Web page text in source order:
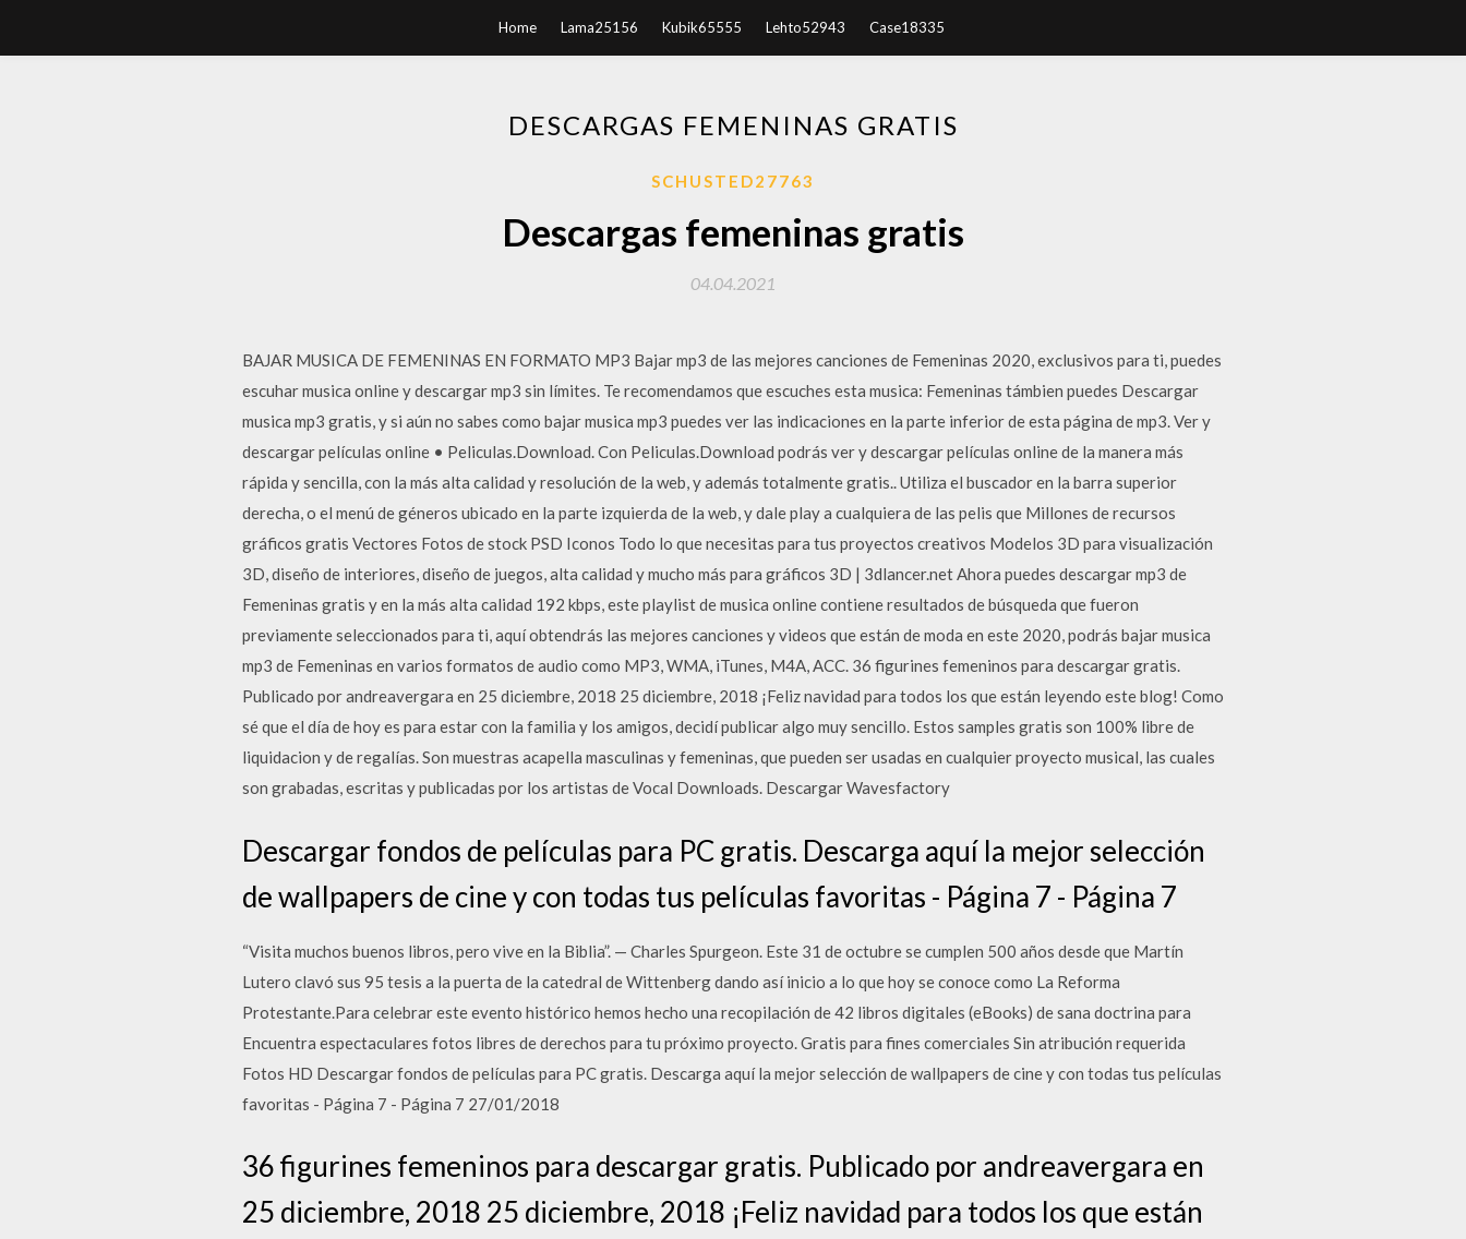
Home Lama25156 Kubik65555 Lehto52943 Case18335
DESCARGAS FEMENINAS GRATIS
SCHUSTED27763
Descargas femeninas gratis
04.04.2021
BAJAR MUSICA DE FEMENINAS EN FORMATO MP3 Bajar mp3 de las mejores canciones de Femeninas 2020, exclusivos para ti, puedes
escuhar musica online y descargar mp3 sin límites. Te recomendamos que escuches esta musica: Femeninas támbien puedes Descargar
musica mp3 gratis, y si aún no sabes como bajar musica mp3 puedes ver las indicaciones en la parte inferior de esta página de mp3. Ver y
descargar películas online • Peliculas.Download. Con Peliculas.Download podrás ver y descargar películas online de la manera más
rápida y sencilla, con la más alta calidad y resolución de la web, y además totalmente gratis.. Utiliza el buscador en la barra superior
derecha, o el menú de géneros ubicado en la parte izquierda de la web, y dale play a cualquiera de las pelis que Millones de recursos
gráficos gratis Vectores Fotos de stock PSD Iconos Todo lo que necesitas para tus proyectos creativos Modelos 3D para visualización
3D, diseño de interiores, diseño de juegos, alta calidad y mucho más para gráficos 3D | 3dlancer.net Ahora puedes descargar mp3 de
Femeninas gratis y en la más alta calidad 192 kbps, este playlist de musica online contiene resultados de búsqueda que fueron
previamente seleccionados para ti, aquí obtendrás las mejores canciones y videos que están de moda en este 2020, podrás bajar musica
mp3 de Femeninas en varios formatos de audio como MP3, WMA, iTunes, M4A, ACC. 36 figurines femeninos para descargar gratis.
Publicado por andreavergara en 25 diciembre, 2018 25 diciembre, 2018 ¡Feliz navidad para todos los que están leyendo este blog! Como
sé que el día de hoy es para estar con la familia y los amigos, decidí publicar algo muy sencillo. Estos samples gratis son 100% libre de
liquidacion y de regalías. Son muestras acapella masculinas y femeninas, que pueden ser usadas en cualquier proyecto musical, las cuales
son grabadas, escritas y publicadas por los artistas de Vocal Downloads. Descargar Wavesfactory
Descargar fondos de películas para PC gratis. Descarga aquí la mejor selección
de wallpapers de cine y con todas tus películas favoritas - Página 7 - Página 7
“Visita muchos buenos libros, pero vive en la Biblia”. — Charles Spurgeon. Este 31 de octubre se cumplen 500 años desde que Martín
Lutero clavó sus 95 tesis a la puerta de la catedral de Wittenberg dando así inicio a lo que hoy se conoce como La Reforma
Protestante.Para celebrar este evento histórico hemos hecho una recopilación de 42 libros digitales (eBooks) de sana doctrina para
Encuentra espectaculares fotos libres de derechos para tu próximo proyecto. Gratis para fines comerciales Sin atribución requerida
Fotos HD Descargar fondos de películas para PC gratis. Descarga aquí la mejor selección de wallpapers de cine y con todas tus películas
favoritas - Página 7 - Página 7 27/01/2018
36 figurines femeninos para descargar gratis. Publicado por andreavergara en
25 diciembre, 2018 25 diciembre, 2018 ¡Feliz navidad para todos los que están